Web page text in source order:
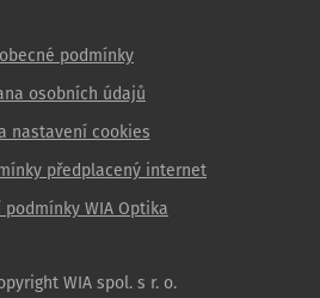
podmínky
osobních údajů
nastavení cookies
předplacený internet
podmínky WIA Optika
WIA spol. s r. o.